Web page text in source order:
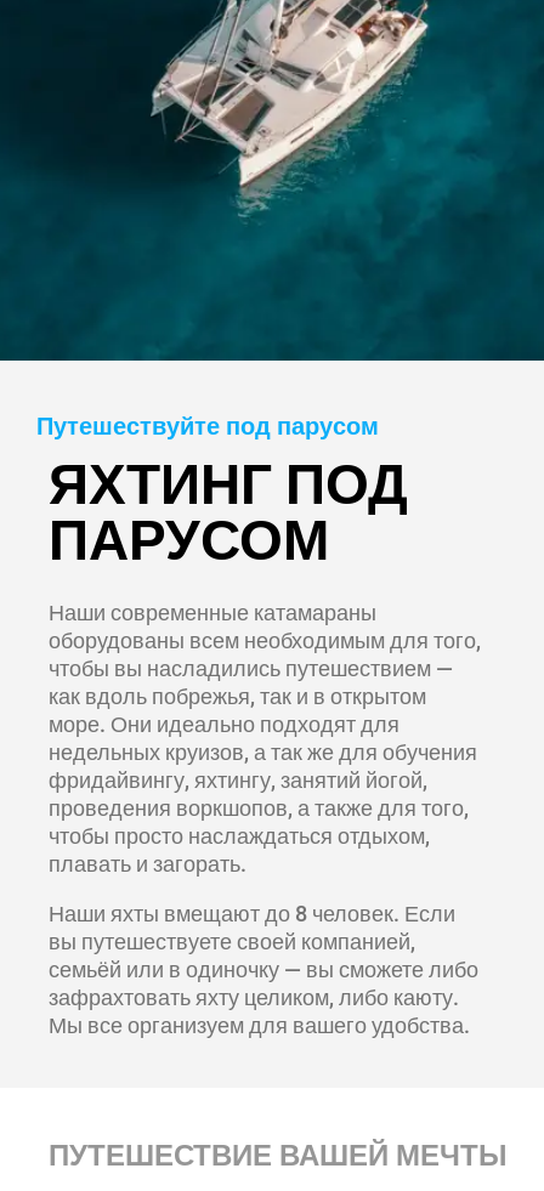
Путешествуйте под парусом
ЯХТИНГ ПОД
ПАРУСОМ
Наши современные катамараны
оборудованы всем необходимым для того,
чтобы вы насладились путешествием —
как вдоль побрежья, так и в открытом
море. Они идеально подходят для
недельных круизов, а так же для обучения
фридайвингу, яхтингу, занятий йогой,
проведения воркшопов, а также для того,
чтобы просто наслаждаться отдыхом,
плавать и загорать.
Наши яхты вмещают до 8 человек. Если
вы путешествуете своей компанией,
семьёй или в одиночку — вы сможете либо
зафрахтовать яхту целиком, либо каюту.
Мы все организуем для вашего удобства.
ПУТЕШЕСТВИЕ ВАШЕЙ МЕЧТЫ